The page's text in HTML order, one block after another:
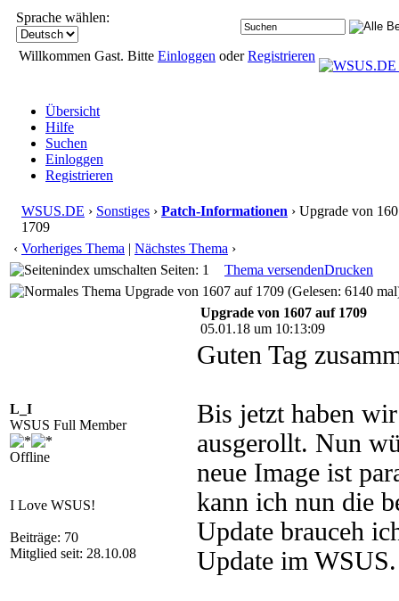
Sprache wählen:
Willkommen Gast. Bitte Einloggen oderRegistrieren
Übersicht
Hilfe
Suchen
Einloggen
Registrieren
WSUS.DE › Sonstiges › Patch-Informationen › Upgrade von
1709
‹ Vorheriges Thema | Nächstes Thema ›
Seiten: 1
Thema versendenDrucken
Upgrade von 1607 auf 1709 (Gelesen: 6140
L_I
WSUS Full Member
Offline
I Love WSUS!
Beiträge: 70
Mitglied seit: 28.10.08
Upgrade von 1607 auf 1709
05.01.18 um 10:13:09
Guten Tag
Bis jetzt haben
ausgerollt. Nun
neue Image ist
kann ich nun die
Update brauceh
Update im WSUS.